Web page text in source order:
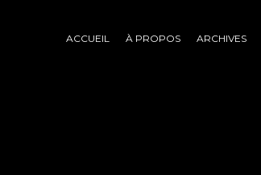
ACCUEIL À PROPOS ARCHIVES